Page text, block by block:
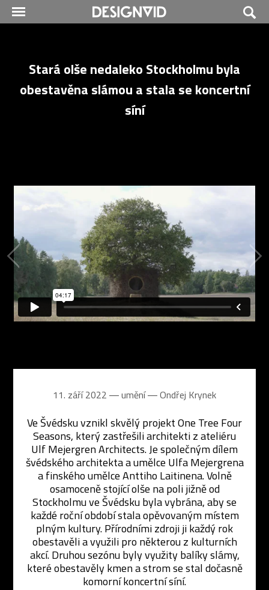
Stará olše nedaleko Stockholmu byla
obestavěna slámou a stala se koncertní
síní
11. září 2022 ― umění ―Ondřej Krynek
Ve Švédsku vznikl skvělý projekt One Tree Four
Seasons, který zastřešili architekti z ateliéru
Ulf Mejergren Architects. Je společným dílem
švédského architekta a umělce Ulfa Mejergrena
a finského umělce Anttiho Laitinena. Volně
osamoceně stojící olše na poli jižně od
Stockholmu ve Švédsku byla vybrána, aby se
každé roční období stala opěvovaným místem
plným kultury. Přírodními zdroji ji každý rok
obestavěli a využili pro některou z kulturních
akcí. Druhou sezónu byly využity balíky slámy,
které obestavěly kmen a strom se stal dočasně
komorní koncertní síní.